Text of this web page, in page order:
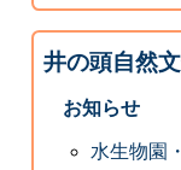
井の頭自然
お知らせ
水生物園